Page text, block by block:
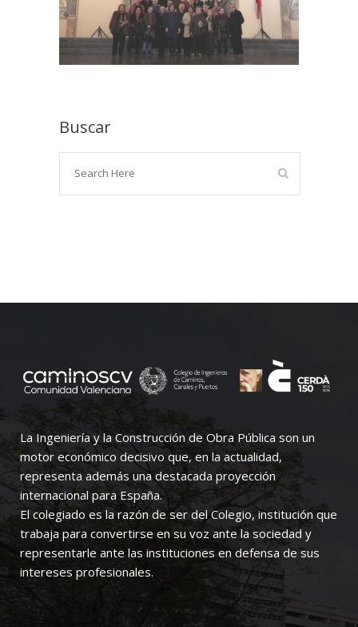
Buscar
La Ingeniería y la Construcción de Obra Pública son un
motor económico decisivo que, en la actualidad,
representa además una destacada proyección
internacional para España.
El colegiado es la razón de ser del Colegio, institución que
trabaja para convertirse en su voz ante la sociedad y
representarle ante las instituciones en defensa de sus
intereses profesionales.